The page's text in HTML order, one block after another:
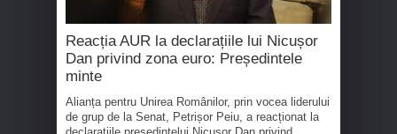
Reacția AUR la declarațiile lui Nicușor
Dan privind zona euro: Președintele
minte
Alianța pentru Unirea Românilor, prin vocea liderului
de grup de la Senat, Petrișor Peiu, a reacționat la